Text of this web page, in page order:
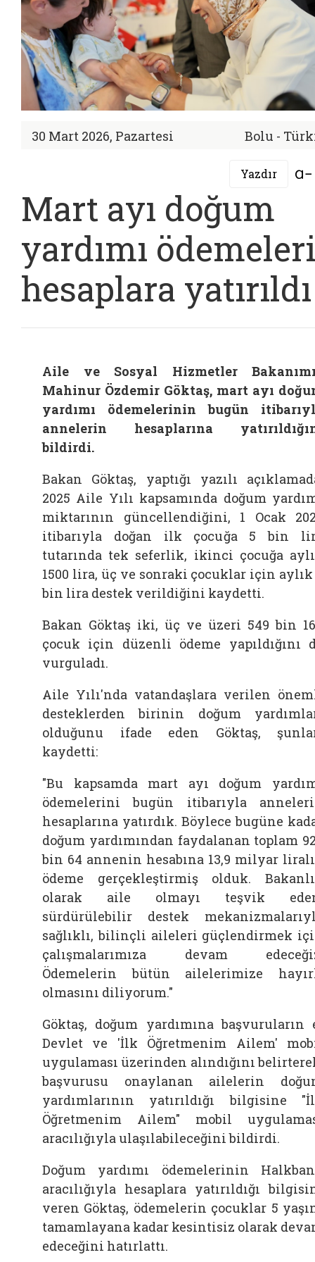
30 Mart 2026, Pazartesi Bolu -
Yazdır
Mart ayı doğum
yardımı ödemeleri
hesaplara yatırıldı
Aile ve Sosyal Hizmetler
Mahinur Özdemir Göktaş, mart ayı
yardımı ödemelerinin bugün
annelerin hesaplarına
bildirdi.
Bakan Göktaş, yaptığı yazılı
2025 Aile Yılı kapsamında doğum
miktarının güncellendiğini, 1 Ocak
itibarıyla doğan ilk çocuğa 5 bin
tutarında tek seferlik, ikinci çocuğa
1500 lira, üç ve sonraki çocuklar için aylık
bin lira destek verildiğini kaydetti.
Bakan Göktaş iki, üç ve üzeri 549 bin
çocuk için düzenli ödeme yapıldığını
vurguladı.
Aile Yılı'nda vatandaşlara verilen
desteklerden birinin doğum
olduğunu ifade eden Göktaş,
kaydetti:
"Bu kapsamda mart ayı doğum
ödemelerini bugün itibarıyla
hesaplarına yatırdık. Böylece bugüne
doğum yardımından faydalanan toplam
bin 64 annenin hesabına 13,9 milyar
ödeme gerçekleştirmiş olduk.
olarak aile olmayı teşvik
sürdürülebilir destek
sağlıklı, bilinçli aileleri güçlendirmek
çalışmalarımıza devam
Ödemelerin bütün ailelerimize
olmasını diliyorum."
Göktaş, doğum yardımına başvuruların
Devlet ve 'İlk Öğretmenim Ailem'
uygulaması üzerinden alındığını
başvurusu onaylanan ailelerin
yardımlarının yatırıldığı bilgisine
Öğretmenim Ailem" mobil
aracılığıyla ulaşılabileceğini bildirdi.
Doğum yardımı ödemelerinin
aracılığıyla hesaplara yatırıldığı
veren Göktaş, ödemelerin çocuklar 5
tamamlayana kadar kesintisiz olarak
edeceğini hatırlattı.